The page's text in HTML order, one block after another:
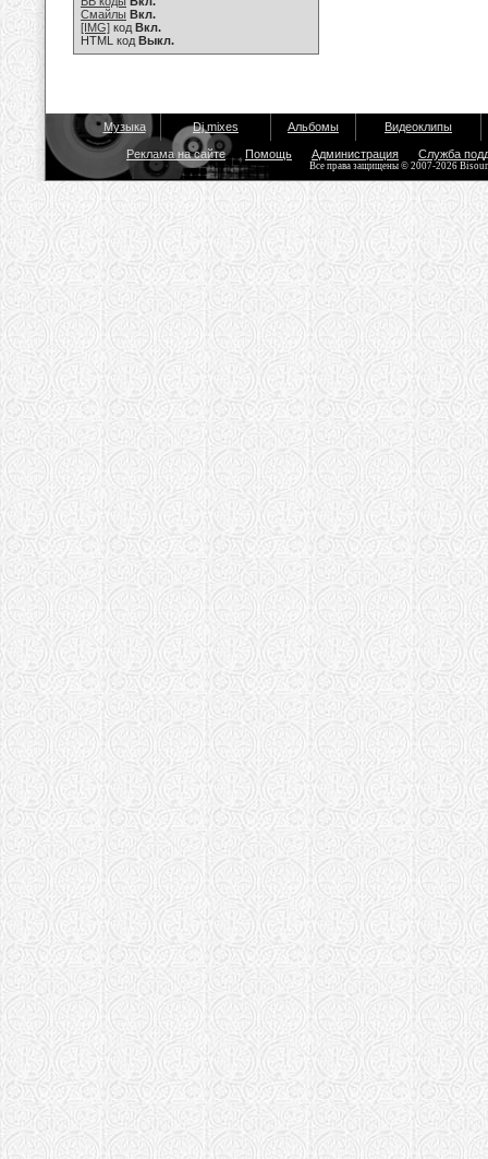
Смайлы Вкл.
[IMG] код Вкл.
HTML код Выкл.
Музыка Dj mixes Альбомы Видеоклипы
Реклама на сайте Помощь Администрация Служба
Все права защищены © 2007-2026